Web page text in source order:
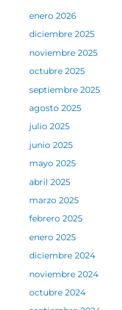
enero 2026
diciembre 2025
noviembre 2025
octubre 2025
septiembre 2025
agosto 2025
julio 2025
junio 2025
mayo 2025
abril 2025
marzo 2025
febrero 2025
enero 2025
diciembre 2024
noviembre 2024
octubre 2024